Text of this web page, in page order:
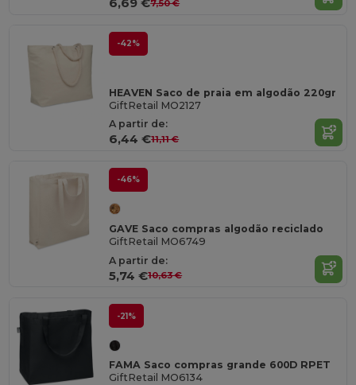
7,50 €
-42%
HEAVEN Saco de praia em algodão 220gr
GiftRetail MO2127
A partir de:
6,44 €11,11 €
-46%
GAVE Saco compras algodão reciclado
GiftRetail MO6749
A partir de:
5,74 €10,63 €
-21%
FAMA Saco compras grande 600D RPET
GiftRetail MO6134